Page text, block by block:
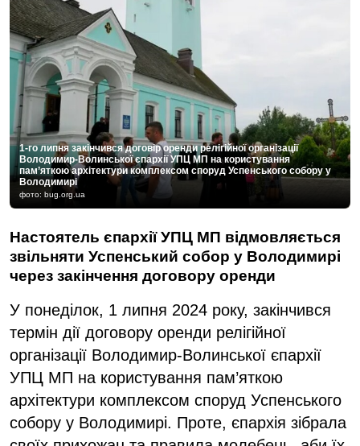
1-го липня закінчився договір оренди релігійної організації
Володимир-Волинської єпархії УПЦ МП на користування
пам’яткою архітектури комплексом споруд Успенського собору у
Володимирі
фото: bug.org.ua
Настоятель єпархії УПЦ МП відмовляється
звільняти Успенський собор у Володимирі
через закінчення договору оренди
У понеділок, 1 липня 2024 року, закінчився
термін дії договору оренди релігійної
організації Володимир-Волинської єпархії
УПЦ МП на користування пам’яткою
архітектури комплексом споруд Успенського
собору у Володимирі. Проте, єпархія зібрала